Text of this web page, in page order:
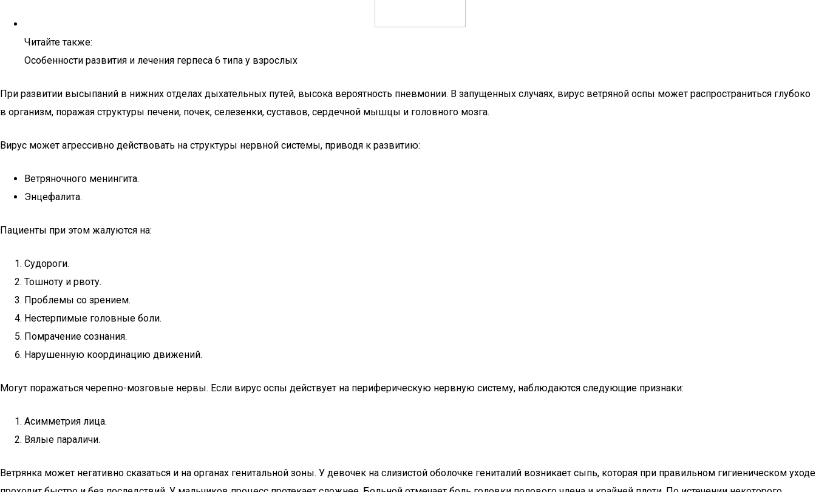
Читайте также:
Особенности развития и лечения герпеса 6 типа у взрослых
При развитии высыпаний в нижних отделах дыхательных путей, высока вероятность пневмонии. В запущенных случаях, вирус ветряной оспы может распространиться глубоко
в организм, поражая структуры печени, почек, селезенки, суставов, сердечной мышцы и головного мозга.
Вирус может агрессивно действовать на структуры нервной системы, приводя к развитию:
Ветряночного менингита.
Энцефалита.
Пациенты при этом жалуются на:
Судороги.
Тошноту и рвоту.
Проблемы со зрением.
Нестерпимые головные боли.
Помрачение сознания.
Нарушенную координацию движений.
Могут поражаться черепно-мозговые нервы. Если вирус оспы действует на периферическую нервную систему, наблюдаются следующие признаки:
Асимметрия лица.
Вялые параличи.
Ветрянка может негативно сказаться и на органах генитальной зоны. У девочек на слизистой оболочке гениталий возникает сыпь, которая при правильном гигиеническом уходе